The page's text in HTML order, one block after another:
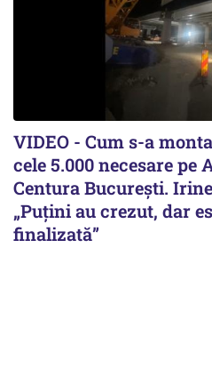
VIDEO - Cum s-a
cele 5.000 necesare pe
Centura București.
„Puțini au crezut, dar
finalizată”